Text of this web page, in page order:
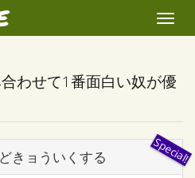
Toggle
わせて1番面白い奴が優
きョういくする